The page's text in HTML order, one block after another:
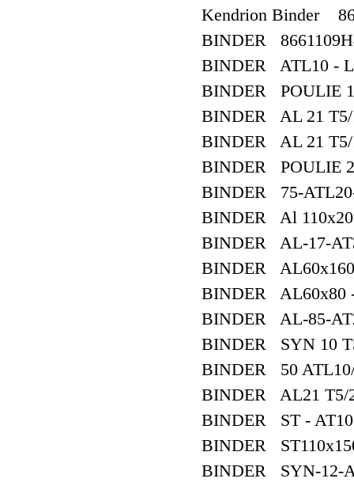
Kendrion Binder
BINDER
BINDER ATL10 -
BINDER POULIE
BINDER AL 21 T5/
BINDER AL 21 T5/
BINDER POULIE
BINDER 75-
BINDER Al
BINDER AL-17-
BINDER
BINDER AL60x80
BINDER AL-85-
BINDER SYN 10
BINDER 50
BINDER AL21 T5/
BINDER ST - AT10
BINDER
BINDER SYN-12-